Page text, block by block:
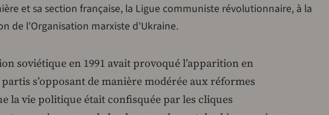
et sa section française, la Ligue communiste révolutionnaire, à la
de l'Organisation marxiste d'Ukraine.
soviétique en 1991 avait provoqué l’apparition en
s’opposant de manière modérée aux réformes
la vie politique était confisquée par les cliques